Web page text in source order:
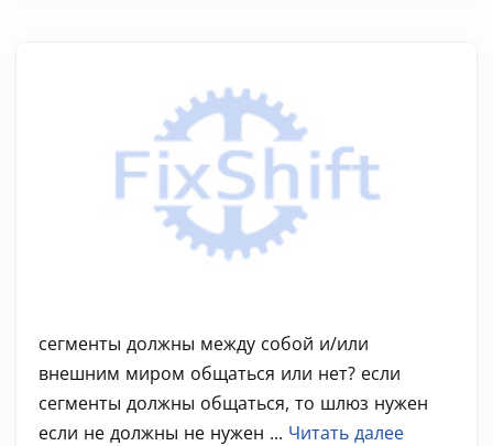
сегменты должны между собой и/или
внешним миром общаться или нет? если
сегменты должны общаться, то шлюз нужен
если не должны не нужен ... Читать далее